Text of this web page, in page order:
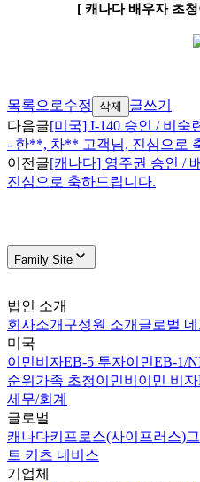
[ 캐나다 배우자 초
목록으로수정 삭제
글쓰기
다음글[미국] I-140 승인 / 비숙
- 한**, 차** 고객님, 진심으로
이전글[캐나다] 영주권 승인 /
진심으로 축하드립니다.
Family Site
법인 소개
회사소개 구성원 소개 글로벌
미국
이민비자EB-5 투자이민EB-1/
순위 가족 초청이민비이민 비자
세무/회계
글로벌
캐나다키프로스(사이프러스)
트 키츠 네비스
기업체